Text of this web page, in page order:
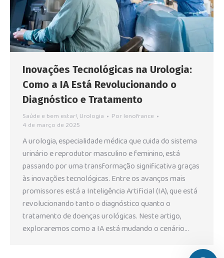
Inovações Tecnológicas na Urologia:
Como a IA Está Revolucionando o
Diagnóstico e Tratamento
Saúde e bem estar!,Urologia Porlenofrance
4 de março de 2025
A urologia, especialidade médica que cuida do sistema
urinário e reprodutor masculino e feminino, está
passando por uma transformação significativa graças
às inovações tecnológicas. Entre os avanços mais
promissores está a Inteligência Artificial (IA), que está
revolucionando tanto o diagnóstico quanto o
tratamento de doenças urológicas. Neste artigo,
exploraremos como a IA está mudando o cenário…